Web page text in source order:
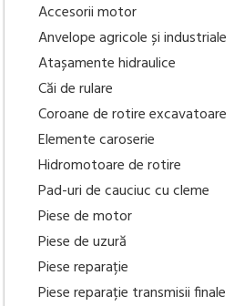
Accesorii motor
Anvelope agricole și industriale
Atașamente hidraulice
Căi de rulare
Coroane de rotire excavatoare
Elemente caroserie
Hidromotoare de rotire
Pad-uri de cauciuc cu cleme
Piese de motor
Piese de uzură
Piese reparație
Piese reparație transmisii finale